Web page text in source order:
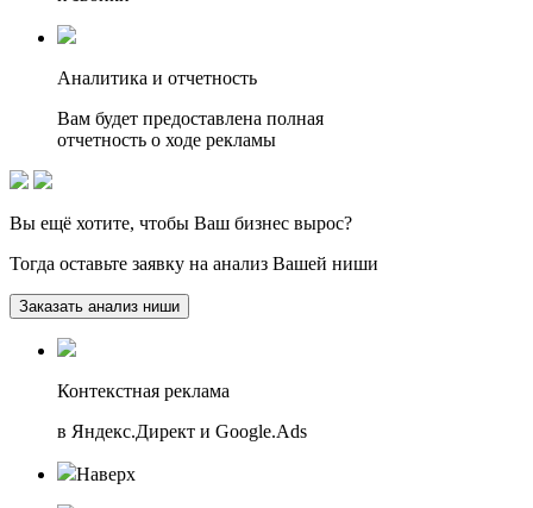
Аналитика и отчетность
Вам будет предоставлена полная
отчетность о ходе рекламы
Вы ещё хотите, чтобы Ваш бизнес вырос?
Тогда оставьте заявку на анализ Вашей ниши
Заказать анализ ниши
Контекстная реклама
в Яндекс.Директ и Google.Ads
Наверх